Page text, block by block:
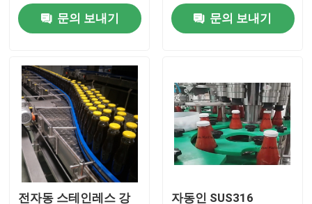
연락주세요
뉴스
인용문을 요구하세요
주스 충전물 기계
자동 오일 충전기
문의 보내기 문의 보내기
전자동 스테인레스 강 자동인 SUS316